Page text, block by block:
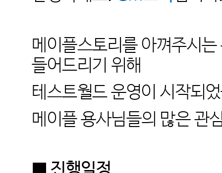
메이플스토리를 아껴주시
들어드리기 위해
테스트월드 운영이 시작되
메이플 용사님들의 많은 관